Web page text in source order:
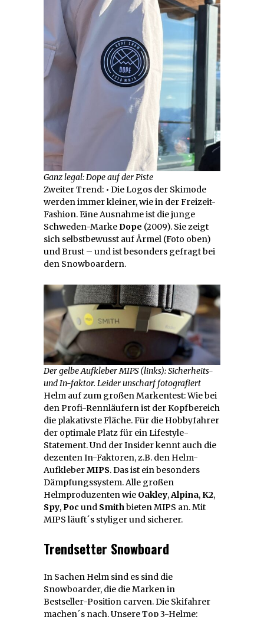
Ganz legal: Dope auf der Piste
Zweiter Trend: • Die Logos der Skimode
werden immer kleiner, wie in der Freizeit-
Fashion. Eine Ausnahme ist die junge
Schweden-MarkeDope (2009). Sie zeigt
sich selbstbewusst auf Ärmel (Foto oben)
und Brust – und ist besonders gefragt bei
den Snowboardern.
Der gelbe Aufkleber MIPS (links): Sicherheits-
und In-faktor. Leider unscharf fotografiert
Helm auf zum großen Markentest: Wie bei
den Profi-Rennläufern ist der Kopfbereich
die plakativste Fläche. Für die Hobbyfahrer
der optimale Platz für ein Lifestyle-
Statement. Und der Insider kennt auch die
dezenten In-Faktoren, z.B. den Helm-
AufkleberMIPS. Das ist ein besonders
Dämpfungssystem. Alle großen
Helmproduzenten wie Oakley,Alpina,K2,
Spy,Poc und Smithbieten MIPS an. Mit
MIPS läuft´s styliger und sicherer.
Trendsetter Snowboard
In Sachen Helm sind es sind die
Snowboarder, die die Marken in
Bestseller-Position carven. Die Skifahrer
machen´s nach. Unsere Top 3-Helme: